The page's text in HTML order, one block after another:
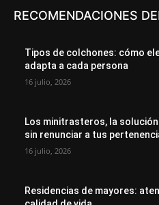
RECOMENDACIONES
Tipos de colchones: cómo
adapta a cada persona
16 julio, 2026
Los minitrasteros, la
sin renunciar a tus
16 julio, 2026
Residencias de mayores: